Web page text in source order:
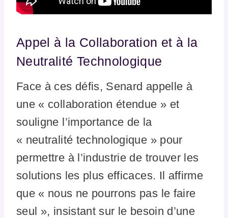
Appel à la Collaboration et à la
Neutralité Technologique
Face à ces défis, Senard appelle à
une « collaboration étendue » et
souligne l’importance de la
« neutralité technologique » pour
permettre à l’industrie de trouver les
solutions les plus efficaces. Il affirme
que « nous ne pourrons pas le faire
seul », insistant sur le besoin d’une